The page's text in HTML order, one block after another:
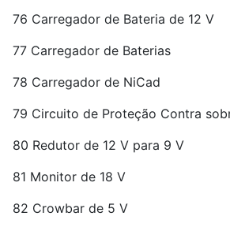
76 Carregador de Bateria de 12 V
77 Carregador de Baterias
78 Carregador de NiCad
79 Circuito de Proteção Contra
80 Redutor de 12 V para 9 V
81 Monitor de 18 V
82 Crowbar de 5 V